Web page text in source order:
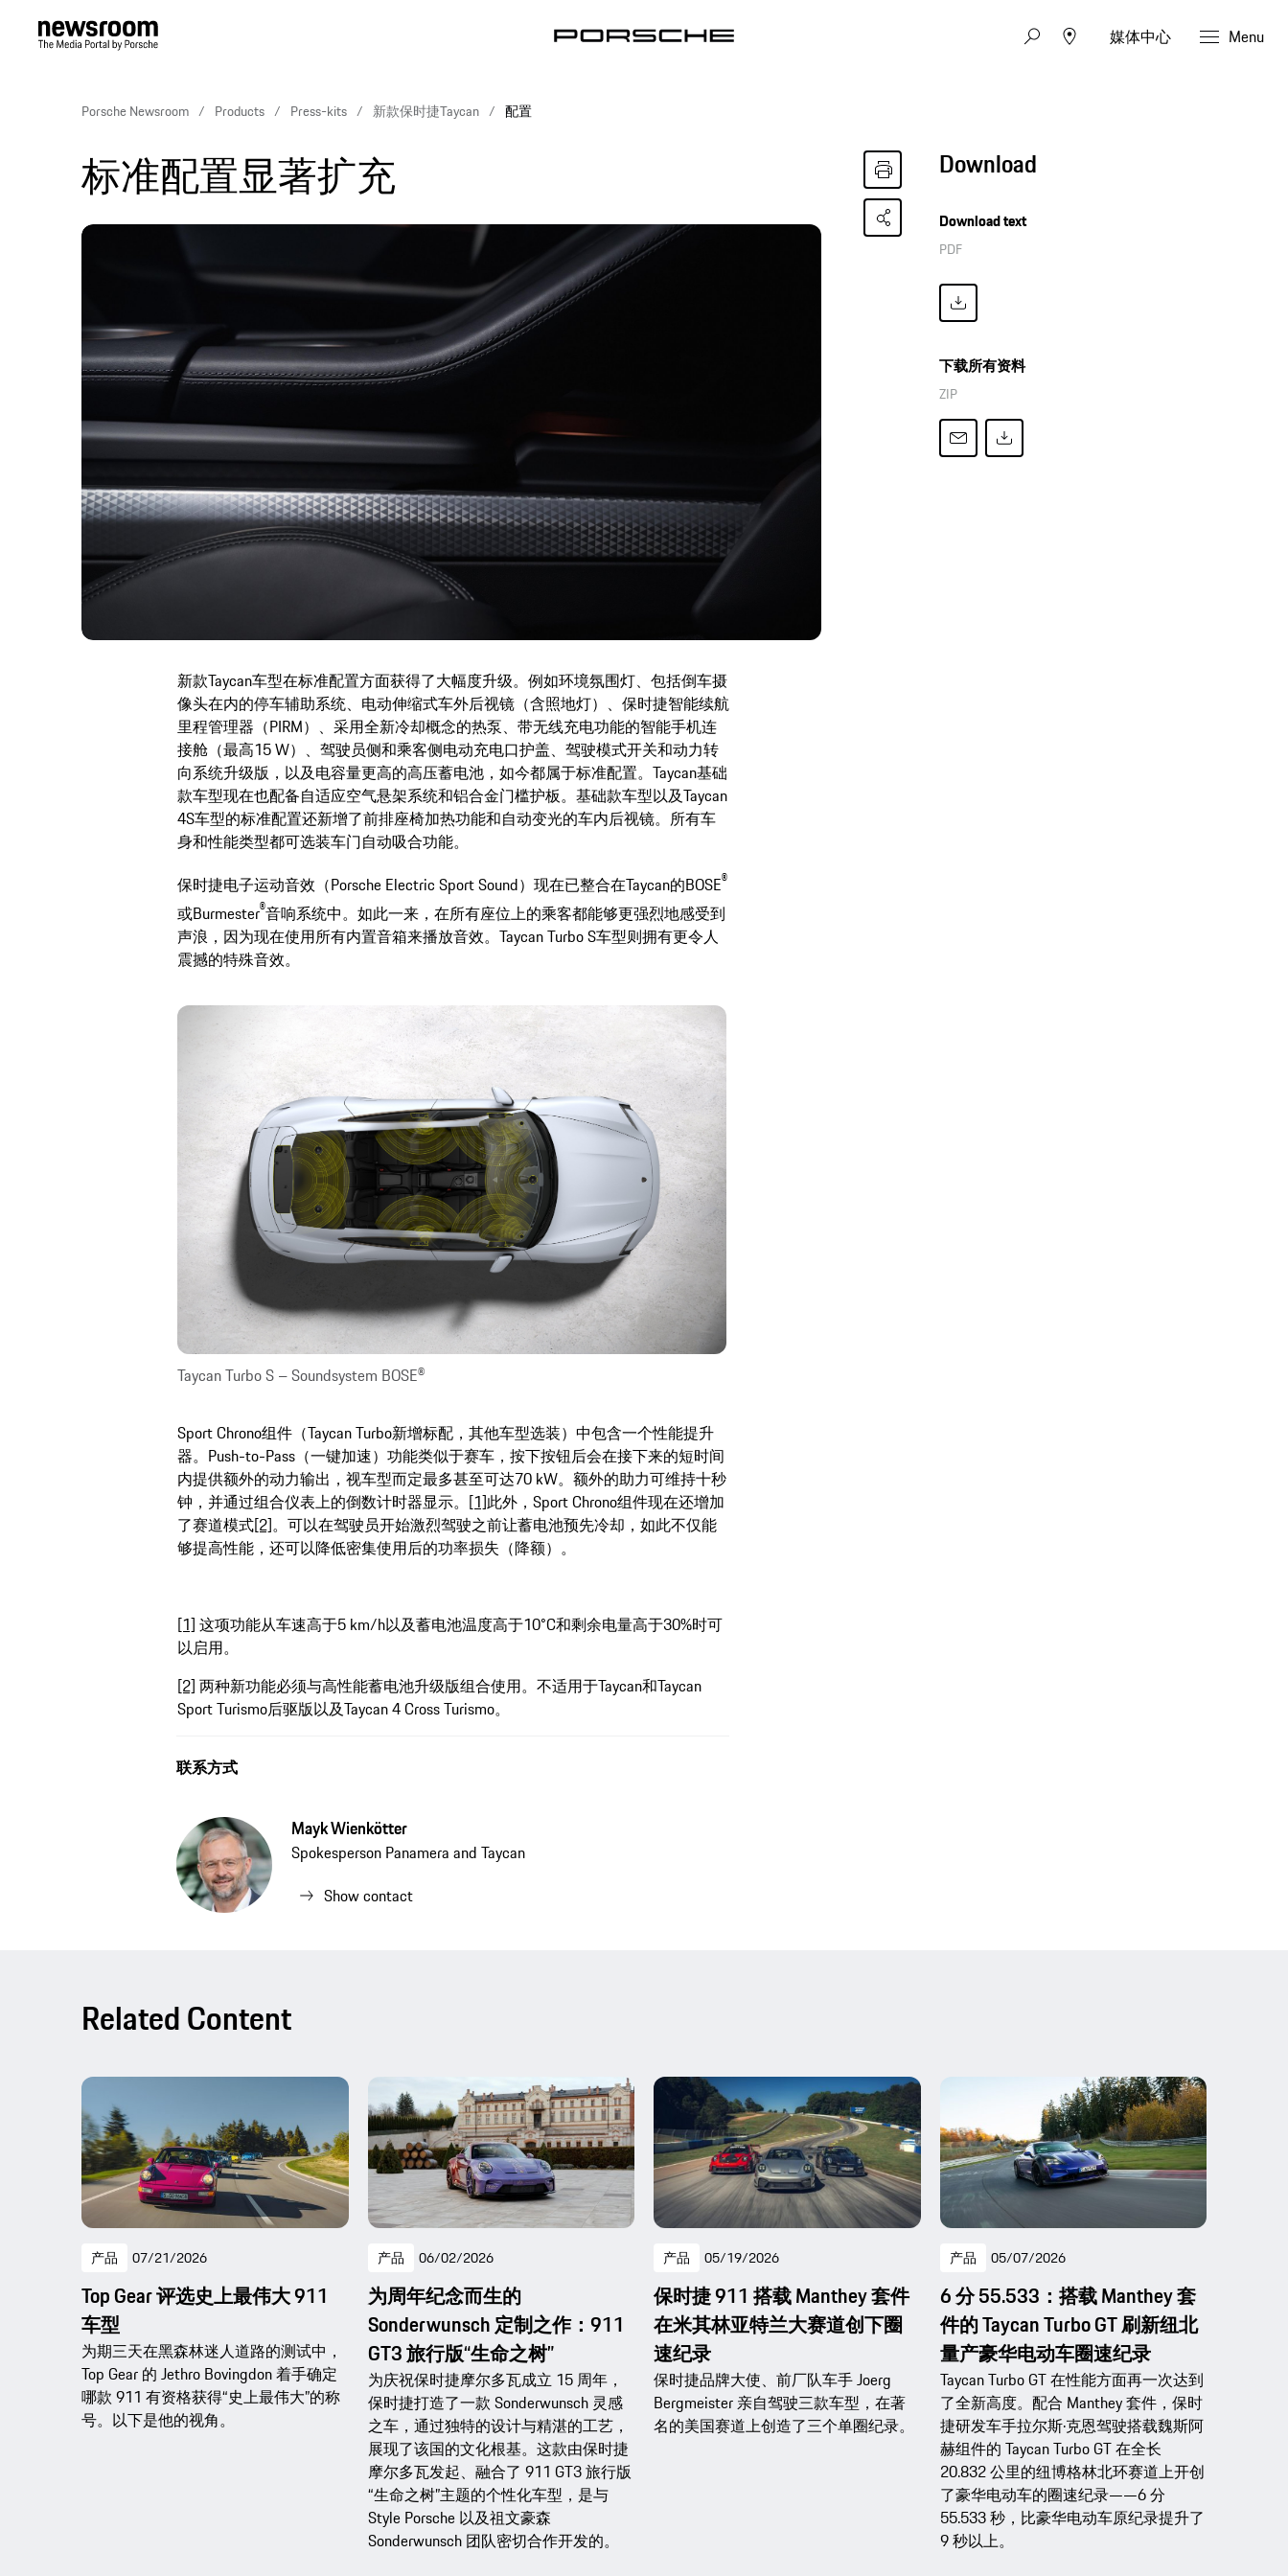
媒体中心 Menu
Porsche Newsroom Products Press-kits 新款保时捷Taycan 配置
标准配置显著扩充
新款Taycan车型在标准配置方面获得了大幅度升级。例如环境氛围灯、包括倒车摄
像头在内的停车辅助系统、电动伸缩式车外后视镜（含照地灯）、保时捷智能续航
里程管理器（PIRM）、采用全新冷却概念的热泵、带无线充电功能的智能手机连
接舱（最高15 W）、驾驶员侧和乘客侧电动充电口护盖、驾驶模式开关和动力转
向系统升级版，以及电容量更高的高压蓄电池，如今都属于标准配置。Taycan基础
款车型现在也配备自适应空气悬架系统和铝合金门槛护板。基础款车型以及Taycan
4S车型的标准配置还新增了前排座椅加热功能和自动变光的车内后视镜。所有车
身和性能类型都可选装车门自动吸合功能。
保时捷电子运动音效（Porsche Electric Sport Sound）现在已整合在Taycan的BOSE®
或Burmester®音响系统中。如此一来，在所有座位上的乘客都能够更强烈地感受到
声浪，因为现在使用所有内置音箱来播放音效。Taycan Turbo S车型则拥有更令人
震撼的特殊音效。
Taycan Turbo S – Soundsystem BOSE®
Sport Chrono组件（Taycan Turbo新增标配，其他车型选装）中包含一个性能提升
器。Push-to-Pass（一键加速）功能类似于赛车，按下按钮后会在接下来的短时间
内提供额外的动力输出，视车型而定最多甚至可达70 kW。额外的助力可维持十秒
钟，并通过组合仪表上的倒数计时器显示。 [1]此外，Sport Chrono组件现在还增加
了赛道模式[2]。可以在驾驶员开始激烈驾驶之前让蓄电池预先冷却，如此不仅能
够提高性能，还可以降低密集使用后的功率损失（降额）。
[1] 这项功能从车速高于5 km/h以及蓄电池温度高于10°C和剩余电量高于30%时可
以启用。
[2] 两种新功能必须与高性能蓄电池升级版组合使用。不适用于Taycan和Taycan
Sport Turismo后驱版以及Taycan 4 Cross Turismo。
Download
Download text
PDF
下载所有资料
ZIP
联系方式
Mayk Wienkötter
Spokesperson Panamera and Taycan
Show contact
Related Content
产品 07/21/2026
Top Gear 评选史上最伟大 911
车型
为期三天在黑森林迷人道路的测试中，
Top Gear 的 Jethro Bovingdon 着手确定
哪款 911 有资格获得“史上最伟大”的称
号。以下是他的视角。
产品 06/02/2026
为周年纪念而生的
Sonderwunsch 定制之作：911
GT3 旅行版“生命之树”
为庆祝保时捷摩尔多瓦成立 15 周年，
保时捷打造了一款 Sonderwunsch 灵感
之车，通过独特的设计与精湛的工艺，
展现了该国的文化根基。这款由保时捷
摩尔多瓦发起、融合了 911 GT3 旅行版
“生命之树”主题的个性化车型，是与
Style Porsche 以及祖文豪森
Sonderwunsch 团队密切合作开发的。
产品 05/19/2026
保时捷 911 搭载 Manthey 套件
在米其林亚特兰大赛道创下圈
速纪录
保时捷品牌大使、前厂队车手 Joerg
Bergmeister 亲自驾驶三款车型，在著
名的美国赛道上创造了三个单圈纪录。
产品 05/07/2026
6 分 55.533：搭载 Manthey 套
件的 Taycan Turbo GT 刷新纽北
量产豪华电动车圈速纪录
Taycan Turbo GT 在性能方面再一次达到
了全新高度。配合 Manthey 套件，保时
捷研发车手拉尔斯·克恩驾驶搭载魏斯阿
赫组件的 Taycan Turbo GT 在全长
20.832 公里的纽博格林北环赛道上开创
了豪华电动车的圈速纪录——6 分
55.533 秒，比豪华电动车原纪录提升了
9 秒以上。